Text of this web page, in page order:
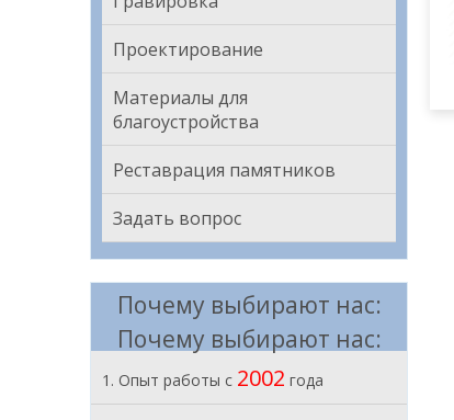
Проектирование
Материалы для
благоустройства
Реставрация памятников
Задать вопрос
Почему выбирают нас:
Почему выбирают нас:
1. Опыт работы с 2002 года